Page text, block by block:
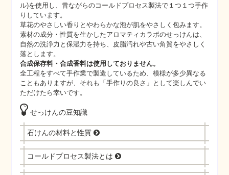
ル)を使用し、昔ながらのコールドプロセス製法で１つ１つ手作
りしています。
草花のやさしい香りとやわらかな泡が肌をやさしく包みます。
素材の成分・性質を生かしたアロマティカラボのせっけんは、
自然の洗浄力と保湿力を持ち、皮脂汚れや古い角質をやさしく
落とします。
合成保存料・合成香料は使用しておりません。
全工程をすべて手作業で製造しているため、模様が多少異なる
こともありますが、それも「手作りの良さ」として楽しんでい
ただけたら幸いです。
せっけんの豆知識
石けんの材料と性質
コールドプロセス製法とは